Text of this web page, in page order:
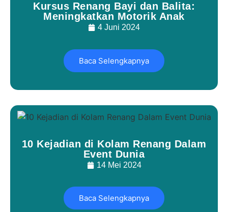
Kursus Renang Bayi dan Balita:
Meningkatkan Motorik Anak
4 Juni 2024
Baca Selengkapnya
10 Kejadian di Kolam Renang Dalam
Event Dunia
14 Mei 2024
Baca Selengkapnya